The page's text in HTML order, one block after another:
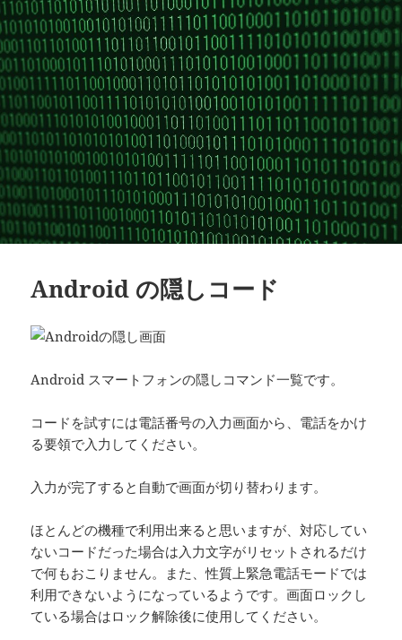
ー
Android の隠しコード
Android スマートフォンの隠しコマンド一覧です。
コードを試すには電話番号の入力画面から、電話をかけ
る要領で入力してください。
入力が完了すると自動で画面が切り替わります。
ほとんどの機種で利用出来ると思いますが、対応してい
ないコードだった場合は入力文字がリセットされるだけ
で何もおこりません。また、性質上緊急電話モードでは
利用できないようになっているようです。画面ロックし
ている場合はロック解除後に使用してください。